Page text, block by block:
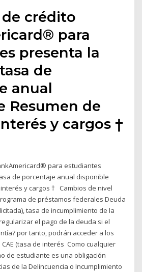
crédito
para
presenta la
de
anual
Resumen de
y cargos †
para estudiantes
de porcentaje anual disponible
y cargos † Cambios de nivel
de préstamos federales Deuda
tasa de incumplimiento de la
el pago de la deuda si el
por tanto, podrán acceder a los
(tasa de interés Como cualquier
de estudiante es una obligación
de la Delincuencia o Incumplimiento